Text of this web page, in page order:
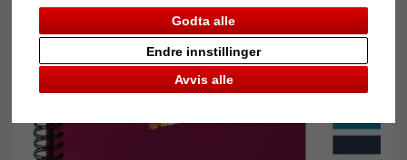
Godta alle
Avvis alle
Endre innstillinger
Tilbake